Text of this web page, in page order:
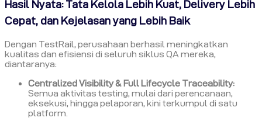
Hasil Nyata: Tata Kelola Lebih Kuat, Delivery Lebih
Cepat, dan Kejelasan yang Lebih Baik
Dengan TestRail, perusahaan berhasil meningkatkan
kualitas dan efisiensi di seluruh siklus QA mereka,
diantaranya:
Centralized Visibility & Full Lifecycle Traceability:
Semua aktivitas testing, mulai dari perencanaan,
eksekusi, hingga pelaporan, kini terkumpul di satu
platform.